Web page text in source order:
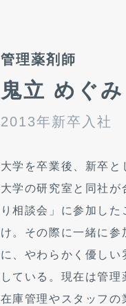
管理薬剤師
鬼立 めぐみ
2013年新卒入社
大学を卒業後、新卒と
大学の研究室と同社が
り相談会」に参加し
け。その際に一緒に参
に、やわらかく優しい
している。現在は管
在庫管理やスタッフの